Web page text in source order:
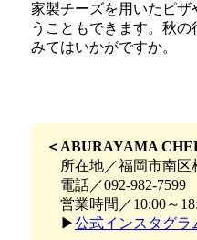
家製チーズを用いたピ
うこともできます。秋
みてはいかがですか。
＜ABURAYAMA
所在地／福岡市南区
電話／092-982-7599
営業時間／10:00～
▶公式インスタグラ